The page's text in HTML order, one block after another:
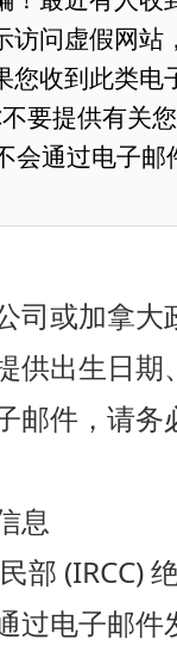
访问虚假网站
您收到此类电
要提供有关
会通过电子
司或加拿
供出生日
邮件，请务
息
部 (IRCC)
过电子邮